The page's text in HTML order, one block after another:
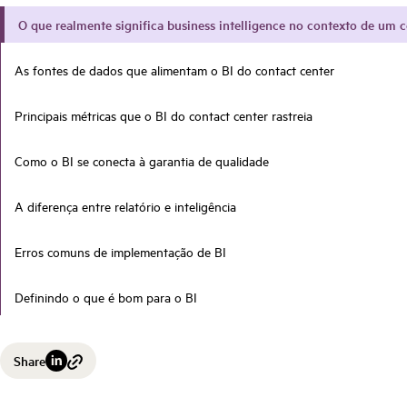
O que realmente significa business intelligence no contexto de um
As fontes de dados que alimentam o BI do contact center
Principais métricas que o BI do contact center rastreia
Como o BI se conecta à garantia de qualidade
A diferença entre relatório e inteligência
Erros comuns de implementação de BI
Definindo o que é bom para o BI
Share